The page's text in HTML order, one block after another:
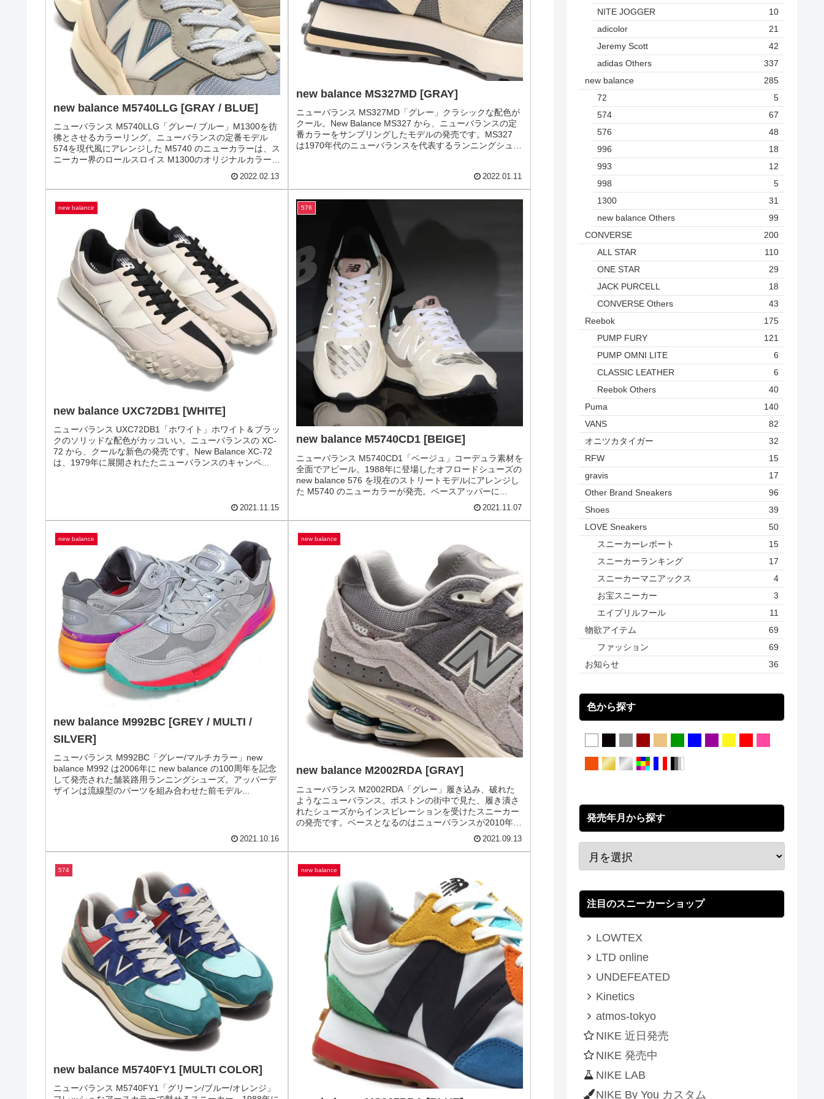
のニューバランス 574 の発売です。自然の無限の美しさを
モチーフに、濃淡...
2022.02.20
new balance M5740LLG [GRAY / BLUE]
ニューバランス M5740LLG「グレー/ ブルー」M1300を彷
彿とさせるカラーリング。ニューバランスの定番モデル
574を現代風にアレンジした M5740 のニューカラーは、ス
ニーカー界のロールスロイス M1300のオリジナルカラー
new balance
new balance MS327MD [GRAY]
ニューバランス MS327MD「グレー」クラシックな配色が
クール。New Balance MS327 から、ニューバランスの定
番カラーをサンプリングしたモデルの発売です。MS327
は1970年代のニューバランスを代表するランニングシュー
ズ...
2022.01.11
new balance UXC72DB1 [WHITE]
ニューバランス UXC72DB1「ホワイト」ホワイト＆ブラッ
クのソリッドな配色がカッコいい。ニューバランスの XC-
72 から、クールな新色の発売です。New Balance XC-72
は、1979年に展開されたたニューバランスのキャンペ...
new balance M5740CD1 [BEIGE]
ニューバランス M5740CD1「ベージュ」コーデュラ素材を
全面でアピール。1988年に登場したオフロードシューズの
new balance 576 を現在のストリートモデルにアレンジし
た M5740 のニューカラーが発売。ベースアッパーに...
2021.11.07
new balance
new balance M992BC [GREY / MULTI /
SILVER]
ニューバランス M992BC「グレー/マルチカラー」new
balance M992 は2006年に new balance の100周年を記念
して発売された舗装路用ランニングシューズ。アッパーデ
ザインは流線型のパーツを組み合わせた前モデル...
2021.10.16
new balance
new balance M2002RDA [GRAY]
ニューバランス M2002RDA「グレー」履き込み、破れた
ようなニューバランス。ボストンの街中で見た、履き潰さ
れたシューズからインスピレーションを受けたスニーカー
の発売です。ベースとなるのはニューバランスが2010年に
発売したUSA製フラグ...
2021.09.13
new balance
NITE JOGGER
10
adicolor
21
Jeremy Scott
42
adidas Others
337
new balance
285
72
5
574
67
576
48
996
18
993
12
998
5
1300
31
new balance Others
99
CONVERSE
200
ALL STAR
110
ONE STAR
29
JACK PURCELL
18
CONVERSE Others
43
Reebok
175
PUMP FURY
121
PUMP OMNI LITE
6
CLASSIC LEATHER
6
Reebok Others
40
Puma
140
VANS
82
オニツカタイガー
32
RFW
15
gravis
17
Other Brand Sneakers
96
Shoes
39
LOVE Sneakers
50
スニーカーレポート
15
スニーカーランキング
17
スニーカーマニアックス
4
お宝スニーカー
3
エイプリルフール
11
物欲アイテム
69
ファッション
69
お知らせ
36
色から探す
発売年月から探す
注目のスニーカーショップ
LOWTEX
LTD online
UNDEFEATED
Kinetics
atmos-tokyo
NIKE 近日発売
NIKE 発売中
NIKE LAB
NIKE By You カスタム